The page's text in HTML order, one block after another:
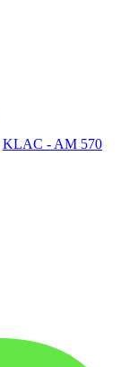
KLAC - AM 570